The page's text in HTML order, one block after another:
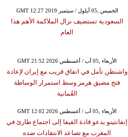
GMT 12:27 2019 الخميس ,05 أيلول / سبتمبر
السعودية تستضيف نزال الملاكمة الأهم هذا
العام
GMT 21:52 2026 الأربعاء ,05 آب / أغسطس
واشنطن تأمل في اتفاق قريب مع إيران لإعادة
فتح مضيق هرمز وسط استمرار الوساطة
العُمانية
GMT 12:02 2026 الأربعاء ,05 آب / أغسطس
إنفانتينو يدعو قادة الفيفا إلى اجتماع طارئ في
المغرب مع تصاعد الانتقادات ضده